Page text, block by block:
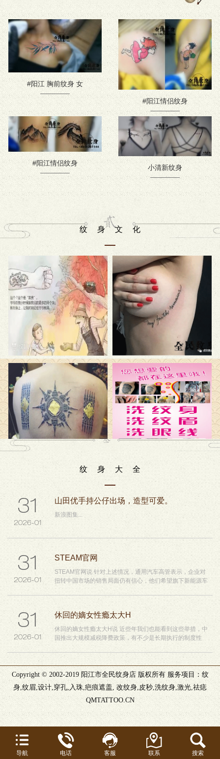
#阳江 胸前纹身 女
#阳江情侣纹身
#阳江情侣纹身
小清新纹身
纹身文化
纹身大全
31
2026-01
山田优手持公仔出场，造型可爱。
新浪图集...
31
2026-01
STEAM官网
STEAM官网说 针对上述情况，通用汽车高管表示，企业对
扭转中国市场的销售局面仍有信心，他们希望旗下新能源车
型...
31
2026-01
休回的嫡女性瘾太大H
休回的嫡女性瘾太大H说 近些年我们也能看到这些举措，中
国推出大规模减税降费政策，有不少是长期执行的制度性
31
2026-01
以高质量机关党建促进高质量发展
以高质量机关党建促进高质量发展...
Copyright © 2002-2019 阳江市全民纹身店 版权所有 服务项目：纹
身,纹眉,设计,穿孔,入珠,疤痕遮盖, 改纹身,皮秒,洗纹身,激光,祛痣
QMTATTOO.CN
导航 电话 客服 联系 搜索